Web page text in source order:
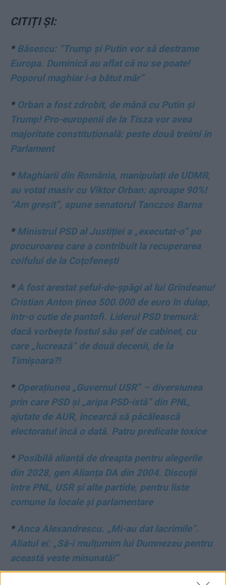
CITIȚI ȘI:
*Băsescu: ”Trump şi Putin vor să destrame
Europa. Duminică au aflat că nu se poate!
Poporul maghiar i-a bătut măr”
* Orban a fost zdrobit, de mână cu Putin și
Trump! Pro-europenii de la Tisza vor avea
majoritate constituțională: peste două treimi în
Parlament
*Maghiarii din România, manipulați de UDMR,
au votat masiv cu Viktor Orban: aproape 90%!
”Am greșit”, spune senatorul Tanczos Barna
*Ministrul PSD al Justiției a „executat-o” pe
procuroarea care a contribuit la recuperarea
coifului de la Coţofeneşti
*A fost arestat șeful-de-șpăgi al lui Grindeanu!
Cristian Anton ținea 500.000 de euro în dulap,
într-o cutie de pantofi. Liderul PSD tremură:
dacă vorbește fostul său șef de cabinet, cu
care „lucrează” de două decenii, de la
Timișoara?!
* Operațiunea „Guvernul USR” – diversiunea
prin care PSD și „aripa PSD-istă” din PNL,
ajutate de AUR, încearcă să păcălească
electoratul încă o dată. Patru predicate toxice
*Posibilă alianță de dreapta pentru alegerile
din 2028, gen Alianța DA din 2004. Discuții
între PNL, USR și alte partide, pentru liste
comune la locale și parlamentare
*Anca Alexandrescu. „Mi-au dat lacrimile”.
Aliatul ei: „Să-i mulțumim lui Dumnezeu pentru
această veste minunată!”